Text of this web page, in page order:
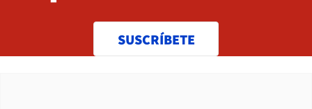
SUSCRÍBETE